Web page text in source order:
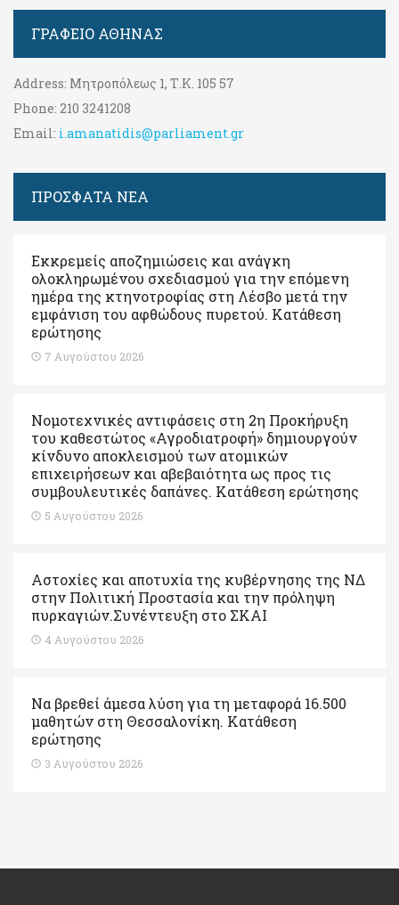
ΓΡΑΦΕΊΟ ΑΘΉΝΑΣ
Address: Μητροπόλεως 1, Τ.Κ. 105 57
Phone: 210 3241208
Email: i.amanatidis@parliament.gr
ΠΡΟΣΦΑΤΑ ΝΕΑ
Εκκρεμείς αποζημιώσεις και ανάγκη
ολοκληρωμένου σχεδιασμού για την επόμενη
ημέρα της κτηνοτροφίας στη Λέσβο μετά την
εμφάνιση του αφθώδους πυρετού. Kατάθεση
ερώτησης
7 Αυγούστου 2026
Νομοτεχνικές αντιφάσεις στη 2η Προκήρυξη
του καθεστώτος «Αγροδιατροφή» δημιουργούν
κίνδυνο αποκλεισμού των ατομικών
επιχειρήσεων και αβεβαιότητα ως προς τις
συμβουλευτικές δαπάνες. Κατάθεση ερώτησης
5 Αυγούστου 2026
Αστοχίες και αποτυχία της κυβέρνησης της ΝΔ
στην Πολιτική Προστασία και την πρόληψη
πυρκαγιών.Συνέντευξη στο ΣΚΑΙ
4 Αυγούστου 2026
Να βρεθεί άμεσα λύση για τη μεταφορά 16.500
μαθητών στη Θεσσαλονίκη. Κατάθεση
ερώτησης
3 Αυγούστου 2026